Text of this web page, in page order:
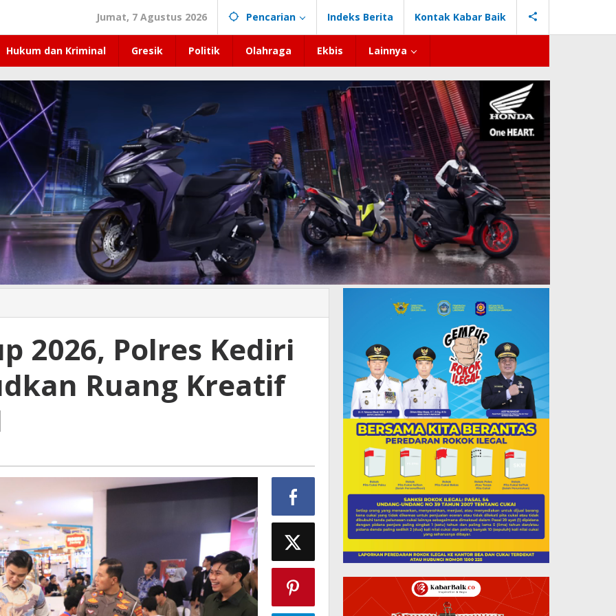
Jumat, 7 Agustus 2026 Pencarian Indeks Berita Kontak Kabar Baik
Hukum dan Kriminal Gresik Politik Olahraga Ekbis Lainnya
2026, Polres Kediri
Ruang Kreatif